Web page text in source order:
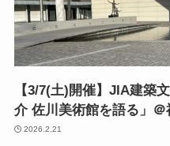
【3/7(土)開催】JIA建築
介 佐川美術館を語る」
2026.2.21